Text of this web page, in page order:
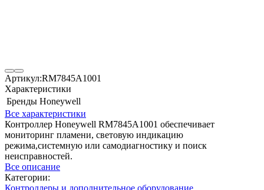
Артикул:RM7845A1001
Характеристики
Бренды Honeywell
Все характеристики
Контроллер Honeywell RM7845A1001 обеспечивает
мониторинг пламени, световую индикацию
режима,системную или самодиагностику и поиск
неисправностей.
Все описание
Категории:
Контроллеры и дополнительное оборудование